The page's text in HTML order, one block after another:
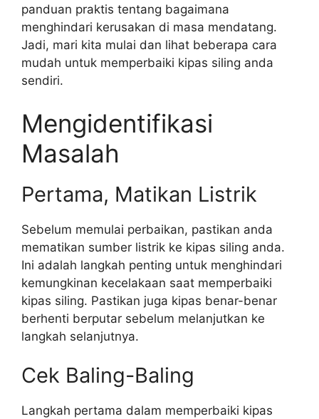
panduan praktis tentang bagaimana
menghindari kerusakan di masa mendatang.
Jadi, mari kita mulai dan lihat beberapa cara
mudah untuk memperbaiki kipas siling anda
sendiri.
Mengidentifikasi
Masalah
Pertama, Matikan Listrik
Sebelum memulai perbaikan, pastikan anda
mematikan sumber listrik ke kipas siling anda.
Ini adalah langkah penting untuk menghindari
kemungkinan kecelakaan saat memperbaiki
kipas siling. Pastikan juga kipas benar-benar
berhenti berputar sebelum melanjutkan ke
langkah selanjutnya.
Cek Baling-Baling
Langkah pertama dalam memperbaiki kipas